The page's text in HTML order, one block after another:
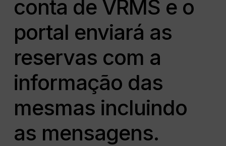
conta de VRMS e o
portal enviará as
reservas com a
informação das
mesmas incluindo
as mensagens.